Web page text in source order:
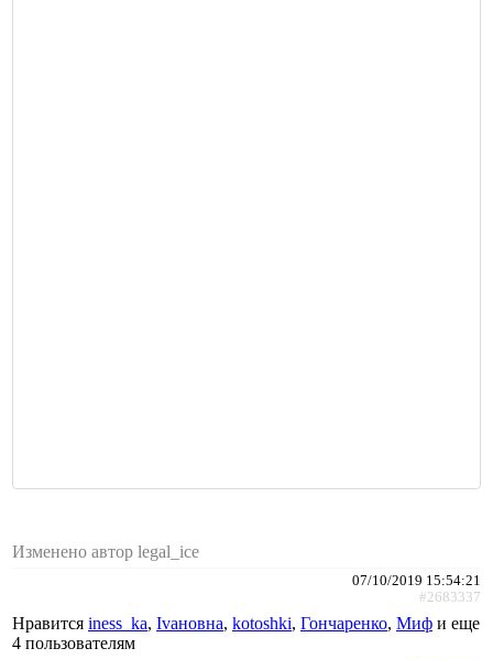
Изменено автор legal_ice
07/10/2019 15:54:21
#2683337
Нравится iness_ka, Ivaновна, kotoshki, Гончаренко, Миф и еще
4 пользователям